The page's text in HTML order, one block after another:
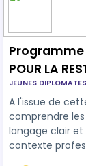
Programme
POUR LA
JEUNES DIPLOMATES
A l'issue de
comprendre
langage clair
contexte